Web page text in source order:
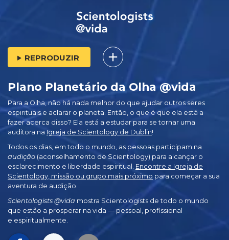
REPRODUZIR
Plano Planetário da Olha @vida
Para a Olha, não há nada melhor do que ajudar outros seres
espirituais e aclarar o planeta. Então, o que é que ela está a
fazer acerca disso? Ela está a estudar para se tornar uma
auditora na Igreja de Scientology de Dublin!
Todos os dias, em todo o mundo, as pessoas participam na
audição (aconselhamento de Scientology) para alcançar o
esclarecimento e liberdade espiritual. Encontre a Igreja de
Scientology, missão ou grupo mais próximo para começar a sua
aventura de audição.
Scientologists @vida mostra Scientologists de todo o mundo
que estão a prosperar na vida — pessoal, profissional
e espiritualmente.